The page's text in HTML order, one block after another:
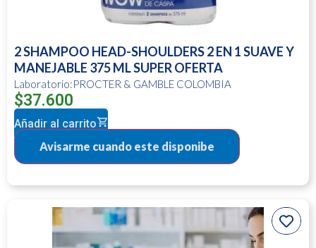
2 SHAMPOO HEAD-SHOULDERS 2 EN 1 SUAVE Y
MANEJABLE 375 ML SUPER OFERTA
Laboratorio:PROCTER & GAMBLE COLOMBIA
$37.600
Añadir al carrito